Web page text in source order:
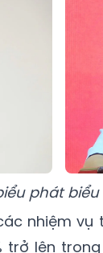
phát
nhiệm
trở lên